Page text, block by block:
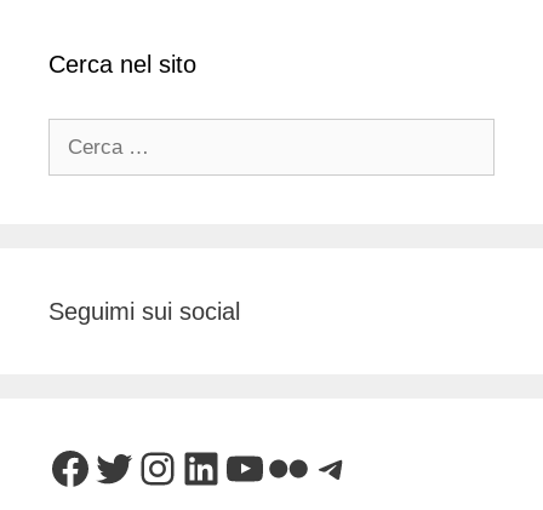
Cerca nel sito
Seguimi sui social
Facebook
Twitter
Instagram
LinkedIn
YouTube
FlickrTelegram